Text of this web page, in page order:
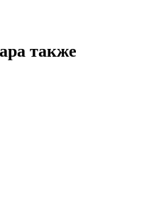
также